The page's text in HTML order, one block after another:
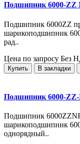
Подшипник 6000-ZZ
Подшипник 6000ZZ
шарикоподшипник
рад..
Цена по запросу Без
Купить В закладки
Подшипник 6000-
Подшипник
шарикоподшипник
однорядный..